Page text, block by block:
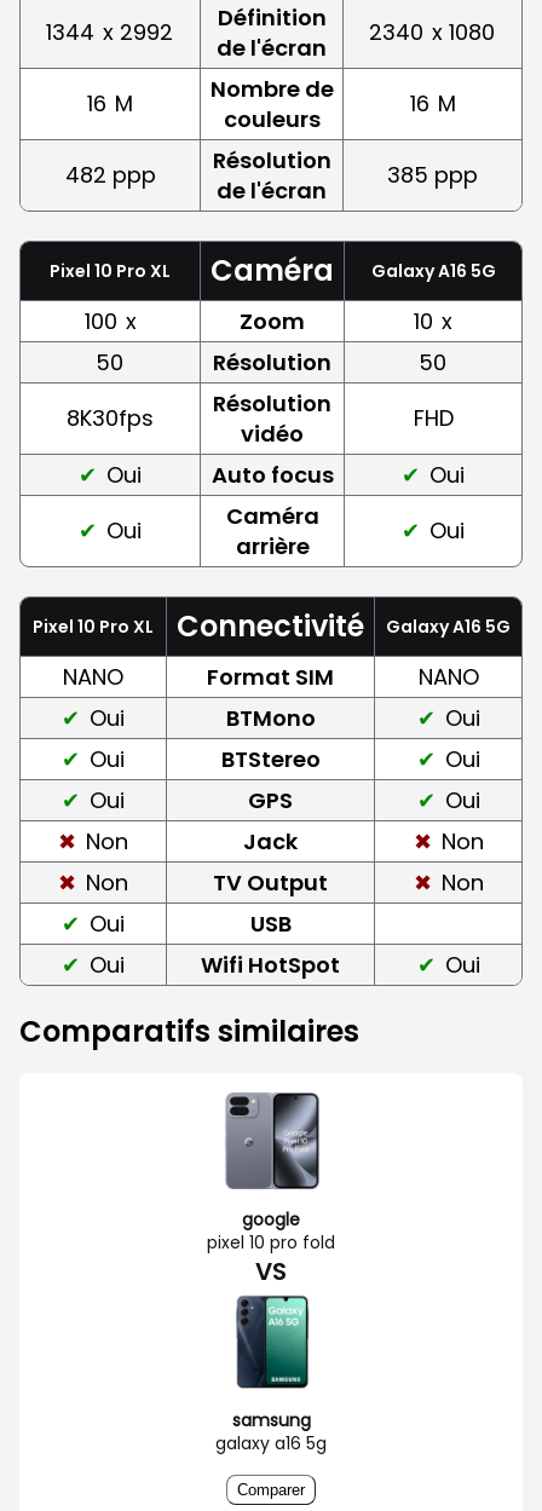
1344 x 2992
Définition
de l'écran
2340 x 1080
16 M
Nombre de
couleurs
16 M
482 ppp
Résolution
de l'écran
385 ppp
Pixel 10 Pro XL Caméra Galaxy A16 5G
100 x Zoom 10 x
50
Résolution
50
8K30fps
Résolution
vidéo
FHD
Oui
Auto focus
Oui
Oui
Caméra
arrière
Oui
Pixel 10 Pro XL Connectivité Galaxy A16 5G
NANO Format SIM
NANO
Oui
BTMono
Oui
Oui
BTStereo
Oui
Oui
GPS
Oui
Non
Jack
Non
Non
TV Output
Non
Oui
USB
Oui
Wifi HotSpot Oui
Comparatifs similaires
google
pixel 10 pro fold
VS
samsung
galaxy a16 5g
Comparer